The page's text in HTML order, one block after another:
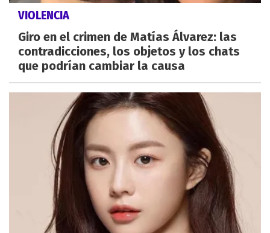
VIOLENCIA
Giro en el crimen de Matías Álvarez: las
contradicciones, los objetos y los chats
que podrían cambiar la causa